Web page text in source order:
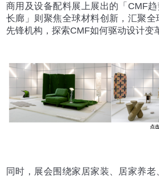
商用及设备配料展上展出的「 CMF趋
长廊」则聚焦全球材料创新，汇聚
先锋机构，探索CMF如何驱动设计变
同时，展会围绕家居家装、居家养